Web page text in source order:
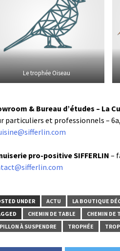
Le trophée Oiseau
& Bureau d’études – La
particuliers et professionnels – 6a,
pro-positive SIFFERLIN –
UNDER ACTU LA BOUTIQUE
CHEMIN DE TABLE CHEMIN DE
À SUSPENDRE
TROPHÉE